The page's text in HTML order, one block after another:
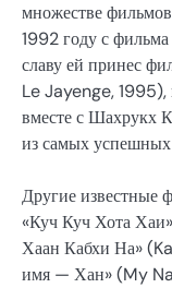
множестве
1992 году с
славу ей принес
Le Jayenge, 1995),
вместе с Шахрукх
из самых успешных
Другие известные
«Куч Куч Хота
Хаан Кабхи На»
имя — Хан» (My